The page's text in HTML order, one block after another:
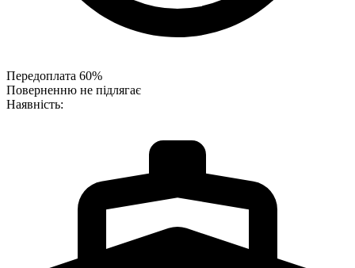
Передоплата 60%
Поверненню не підлягає
Наявність: